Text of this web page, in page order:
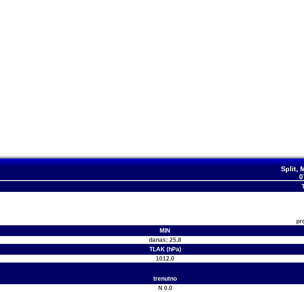
Split,
MIN
danas: 25.8
TLAK (hPa)
1012.0
trenutno
N 0.0